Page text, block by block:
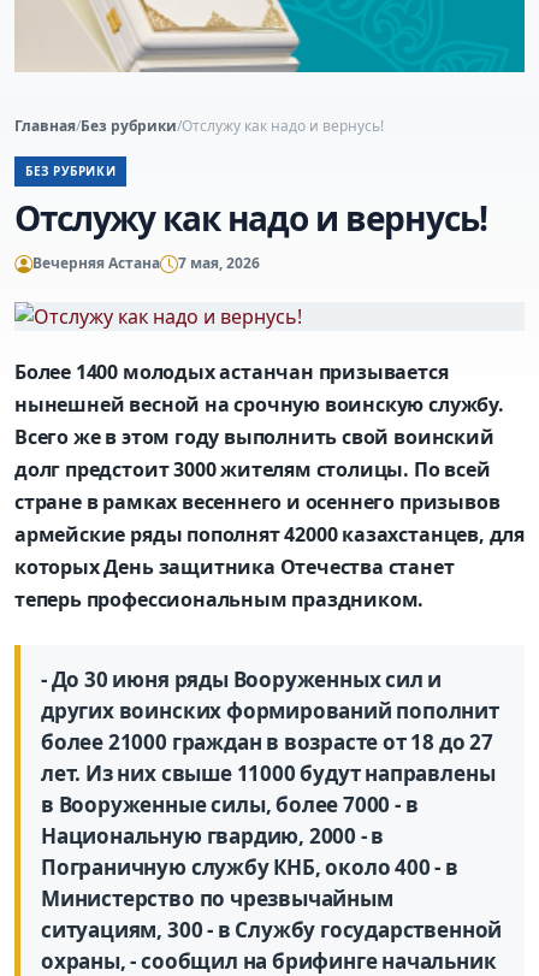
Главная/Без рубрики/Отслужу как надо и вернусь!
БЕЗ РУБРИКИ
Отслужу как надо и вернусь!
Вечерняя Астана 7 мая, 2026
Более 1400 молодых астанчан призывается
нынешней весной на срочную воинскую службу.
Всего же в этом году выполнить свой воинский
долг предстоит 3000 жителям столицы. По всей
стране в рамках весеннего и осеннего призывов
армейские ряды пополнят 42000 казахстанцев, для
которых День защитника Отечества станет
теперь профессиональным праздником.
- До 30 июня ряды Вооруженных сил и
других воинских формирований пополнит
более 21000 граждан в возрасте от 18 до 27
лет. Из них свыше 11000 будут направлены
в Вооруженные силы, более 7000 - в
Национальную гвардию, 2000 - в
Пограничную службу КНБ, около 400 - в
Министерство по чрезвычайным
ситуациям, 300 - в Службу государственной
охраны, - сообщил на брифинге начальник